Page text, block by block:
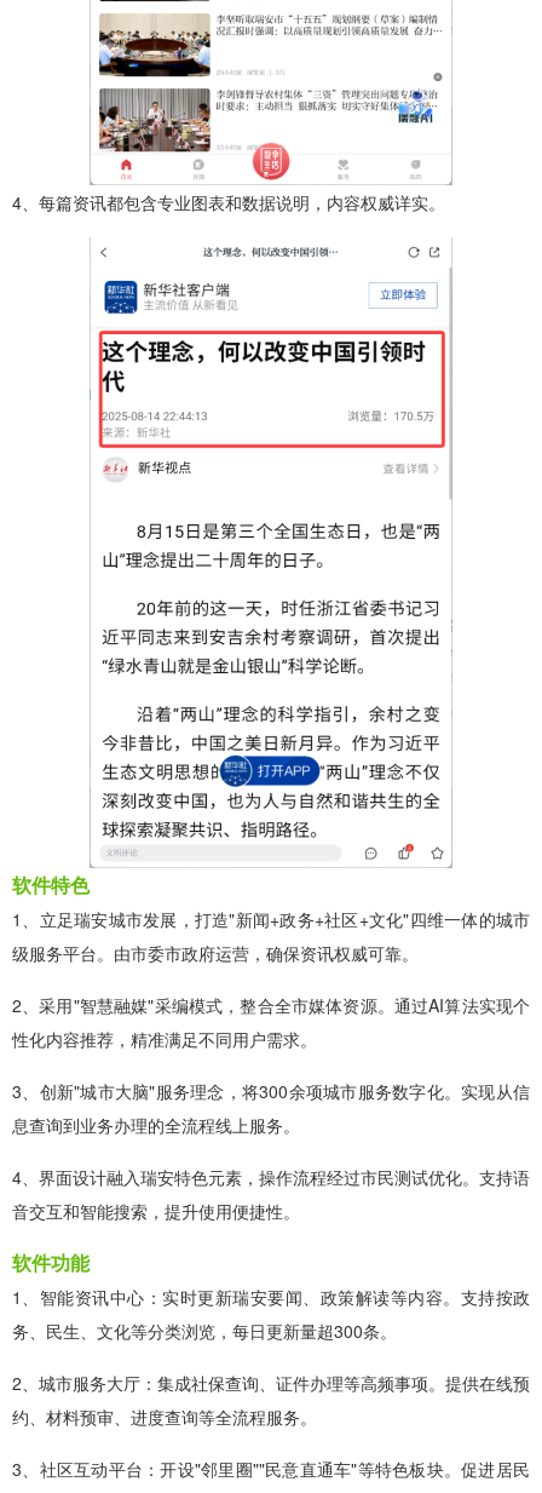
4、每篇资讯都包含专业图表和数据说明，内容权威详实。
软件特色
1、立足瑞安城市发展，打造"新闻+政务+社区+文化"四维一体的城市
级服务平台。由市委市政府运营，确保资讯权威可靠。
2、采用"智慧融媒"采编模式，整合全市媒体资源。通过AI算法实现个
性化内容推荐，精准满足不同用户需求。
3、创新"城市大脑"服务理念，将300余项城市服务数字化。实现从信
息查询到业务办理的全流程线上服务。
4、界面设计融入瑞安特色元素，操作流程经过市民测试优化。支持语
音交互和智能搜索，提升使用便捷性。
软件功能
1、智能资讯中心：实时更新瑞安要闻、政策解读等内容。支持按政
务、民生、文化等分类浏览，每日更新量超300条。
2、城市服务大厅：集成社保查询、证件办理等高频事项。提供在线预
约、材料预审、进度查询等全流程服务。
3、社区互动平台：开设"邻里圈""民意直通车"等特色板块。促进居民